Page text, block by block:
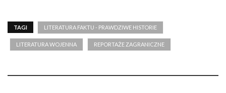
TAGI LITERATURA FAKTU - PRAWDZIWE HISTORIE
LITERATURA WOJENNA REPORTAŻE ZAGRANICZNE